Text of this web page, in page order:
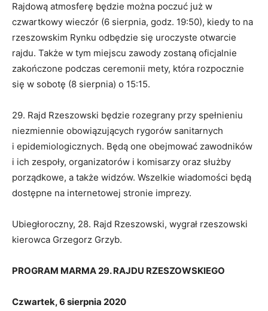
Rajdową atmosferę będzie można poczuć już w
czwartkowy wieczór (6 sierpnia, godz. 19:50), kiedy to na
rzeszowskim Rynku odbędzie się uroczyste otwarcie
rajdu. Także w tym miejscu zawody zostaną oficjalnie
zakończone podczas ceremonii mety, która rozpocznie
się w sobotę (8 sierpnia) o 15:15.
29. Rajd Rzeszowski będzie rozegrany przy spełnieniu
niezmiennie obowiązujących rygorów sanitarnych
i epidemiologicznych. Będą one obejmować zawodników
i ich zespoły, organizatorów i komisarzy oraz służby
porządkowe, a także widzów. Wszelkie wiadomości będą
dostępne na internetowej stronie imprezy.
Ubiegłoroczny, 28. Rajd Rzeszowski, wygrał rzeszowski
kierowca Grzegorz Grzyb.
PROGRAM MARMA 29. RAJDU RZESZOWSKIEGO
Czwartek, 6 sierpnia 2020